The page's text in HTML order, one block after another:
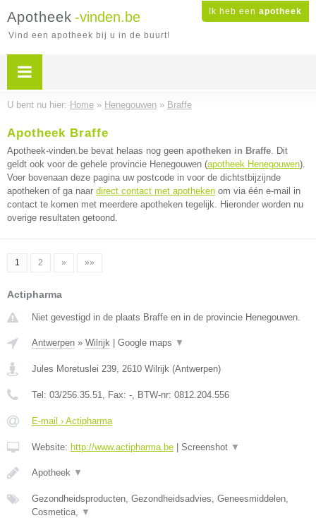
Ik heb een apotheek
Apotheek -vinden.be
Vind een apotheek bij u in de buurt!
U bent nu hier: Home » Henegouwen » Braffe
Apotheek Braffe
Apotheek-vinden.be bevat helaas nog geen apotheken in Braffe. Dit
geldt ook voor de gehele provincie Henegouwen (apotheek Henegouwen).
Voer bovenaan deze pagina uw postcode in voor de dichtstbijzijnde
apotheken of ga naar direct contact met apotheken om via één e-mail in
contact te komen met meerdere apotheken tegelijk. Hieronder worden nu
overige resultaten getoond.
1 2 » »»
Actipharma
Niet gevestigd in de plaats Braffe en in de provincie Henegouwen.
Antwerpen » Wilrijk Google maps ▼
Jules Moretuslei 239, 2610 Wilrijk (Antwerpen)
Tel: 03/256.35.51, Fax: -, BTW-nr: 0812.204.556
E-mail › Actipharma
Website: http://www.actipharma.be Screenshot ▼
Apotheek ▼
Gezondheidsproducten, Gezondheidsadvies, Geneesmiddelen,
Cosmetica, ▼